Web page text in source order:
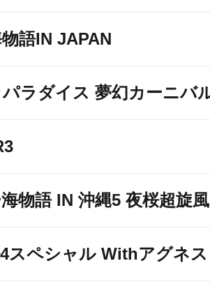
語IN JAPAN
ラダイス 夢幻カーニバ
物語 IN 沖縄5 夜桜超旋
スペシャル Withアグネ